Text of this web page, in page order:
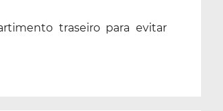
traseiro para evitar